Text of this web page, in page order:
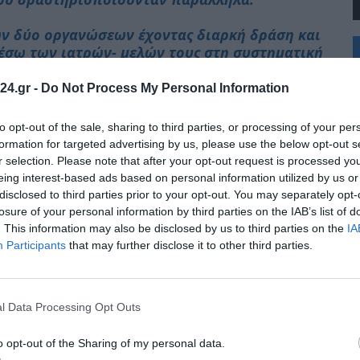
- Do Not Process My Personal Information
opt-out of the sale, sharing to third parties, or processing of your
for targeted advertising by us, please use the below opt-out
selection. Please note that after your opt-out request is processed
interest-based ads based on personal information utilized by us
to third parties prior to your opt-out. You may separately
of your personal information by third parties on the IAB’s list of
This information may also be disclosed by us to third parties on the
Participants that may further disclose it to other third parties.
Data Processing Opt Outs
opt-out of the Sharing of my personal data.
δύο οργανώσεων έχοντας διαρκή δράση και
των ιατρών- μελών τους στη συστηματική
-κυρίως αλλοδαπών- ατόμων.
τη χώρα, είτε βρίσκονταν έγκλειστα σε
διάφορες δομές, με αποτέλεσμα να μην
Μάλιστα, τα μέλη για να
και Α.Μ.Κ.Α. ανασφάλιστων ατόμων,
ήταν μηδενική.
των μελών τους, προέβαιναν σε
υπογράφοντας παραστατικά εκτέλεσης
τις υπογραφές τους. Η περαιτέρω διάθεση
σκευασμάτων
καθώς και των ιατρών σε πελάτες, τόσο
τους, είτε αναμιγνύονταν με
αποδείξεων λιανικής πώλησης, είτε
+
°